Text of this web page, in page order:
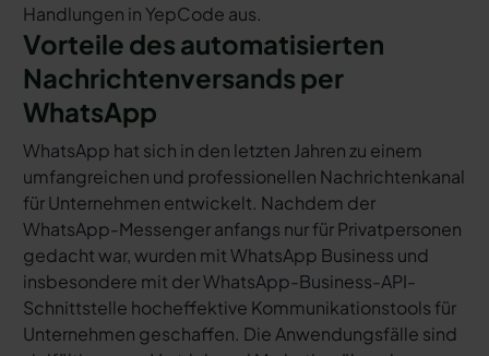
Handlungen in YepCode aus.
Vorteile des automatisierten
Nachrichtenversands per
WhatsApp
WhatsApp hat sich in den letzten Jahren zu einem
umfangreichen und professionellen Nachrichtenkanal
für Unternehmen entwickelt. Nachdem der
WhatsApp-Messenger anfangs nur für Privatpersonen
gedacht war, wurden mit WhatsApp Business und
insbesondere mit der WhatsApp-Business-API-
Schnittstelle hocheffektive Kommunikationstools für
Unternehmen geschaffen. Die Anwendungsfälle sind